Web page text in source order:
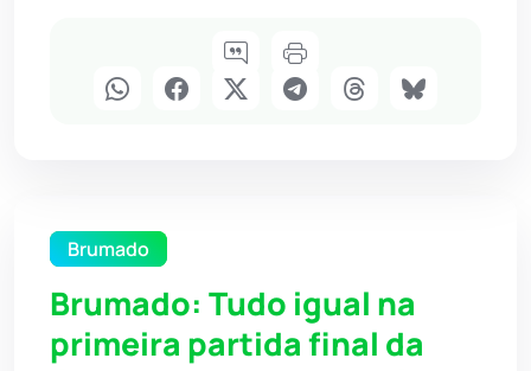
Brumado
Brumado: Tudo igual na
primeira partida final da